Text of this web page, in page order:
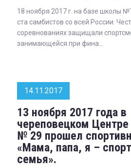
18 ноября 2017 г. на базе школы
ста самбистов со всей России.
соревнованиях защищали
занимающейся при фина...
14.11.2017
13 ноября 2017 года в
череповецком Центре
№ 29 прошел
«Мама, папа, я –
семья».